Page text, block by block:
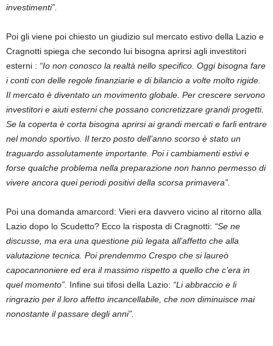
investimenti”.
Poi gli viene poi chiesto un giudizio sul mercato estivo della Lazio e
Cragnotti spiega che secondo lui bisogna aprirsi agli investitori
esterni : “Io non conosco la realtà nello specifico. Oggi bisogna fare
i conti con delle regole finanziarie e di bilancio a volte molto rigide.
Il mercato è diventato un movimento globale. Per crescere servono
investitori e aiuti esterni che possano concretizzare grandi progetti.
Se la coperta è corta bisogna aprirsi ai grandi mercati e farli entrare
nel mondo sportivo. Il terzo posto dell’anno scorso è stato un
traguardo assolutamente importante. Poi i cambiamenti estivi e
forse qualche problema nella preparazione non hanno permesso di
vivere ancora quei periodi positivi della scorsa primavera”.
Poi una domanda amarcord: Vieri era davvero vicino al ritorno alla
Lazio dopo lo Scudetto? Ecco la risposta di Cragnotti: “Se ne
discusse, ma era una questione più legata all’affetto che alla
valutazione tecnica. Poi prendemmo Crespo che si laureò
capocannoniere ed era il massimo rispetto a quello che c’era in
quel momento”. Infine sui tifosi della Lazio: “Li abbraccio e li
ringrazio per il loro affetto incancellabile, che non diminuisce mai
nonostante il passare degli anni”.